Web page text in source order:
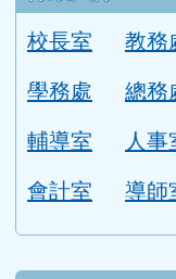
學校位置圖
圖書館
校園平面圖
各單位分機